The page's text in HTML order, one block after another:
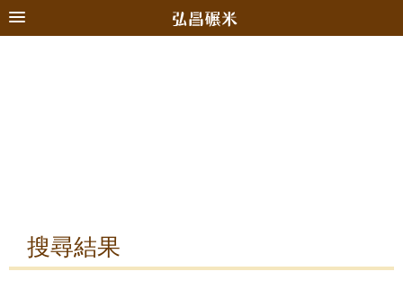
搜尋結果